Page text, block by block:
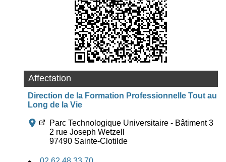
Affectation
Direction de la Formation Professionnelle Tout au
Long de la Vie
Parc Technologique Universitaire - Bâtiment 3
2 rue Joseph Wetzell
97490 Sainte-Clotilde